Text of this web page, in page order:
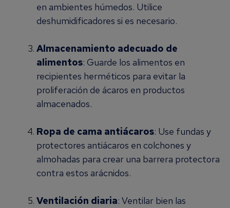
en ambientes húmedos. Utilice
deshumidificadores si es necesario.
Almacenamiento adecuado de
alimentos: Guarde los alimentos en
recipientes herméticos para evitar la
proliferación de ácaros en productos
almacenados.
Ropa de cama antiácaros: Use fundas y
protectores antiácaros en colchones y
almohadas para crear una barrera protectora
contra estos arácnidos.
Ventilación diaria: Ventilar bien las